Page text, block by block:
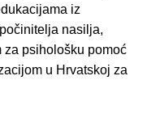
iz
nasilja,
za psihološku pomoć
u Hrvatskoj za